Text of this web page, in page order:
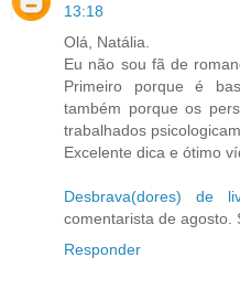
13:18
Olá, Natália.
Eu não sou fã de
Primeiro porque é
também porque os
trabalhados
Excelente dica e ótimo
Desbrava(dores) de
comentarista de agosto.
Responder